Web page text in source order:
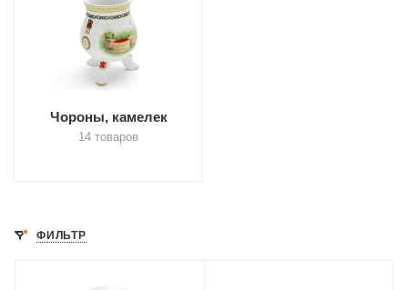
Чороны, камелек
14 товаров
ФИЛЬТР